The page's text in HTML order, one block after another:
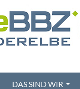
DAS SIND WIR